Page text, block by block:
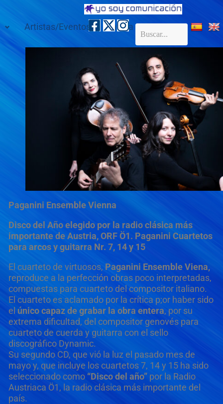
Artistas/Eventos Galería Contacto
Paganini Ensemble Vienna
Disco del Año elegido por la radio clásica más
importante de Austria, ORF Ö1. Paganini Cuartetos
para arcos y guitarra Nr. 7, 14 y 15
El cuarteto de virtuosos, Paganini Ensemble Viena,
reproduce a la perfección obras poco interpretadas,
compuestas para cuarteto del compositor italiano.
El cuarteto es aclamado por la crítica p;or haber sido
el único capaz de grabar la obra entera, por su
extrema dificultad, del compositor genovés para
cuarteto de cuerda y guitarra con el sello
discográfico Dynamic.
Su segundo CD, que vió la luz el pasado mes de
mayo y, que incluye los cuartetos 7, 14 y 15 ha sido
seleccionado como “Disco del año”por la Radio
Austriaca Ö1, la radio clásica más importante del
país.